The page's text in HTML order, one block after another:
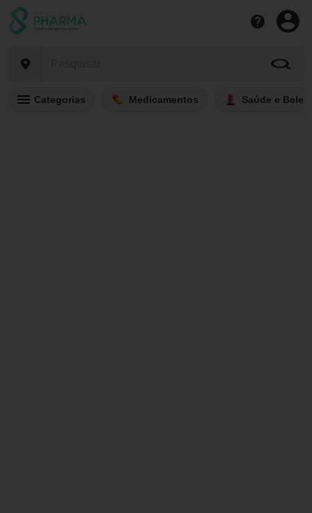
Categorias Medicamentos Saúde e